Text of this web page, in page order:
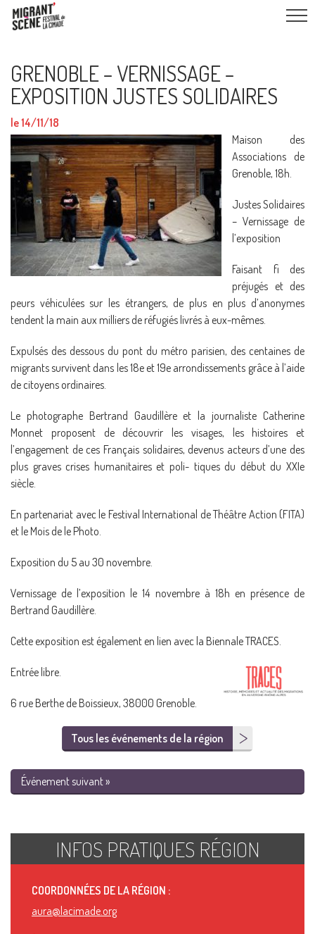
GRENOBLE – VERNISSAGE –
EXPOSITION JUSTES SOLIDAIRES
le 14/11/18
Maison des
Associations de
Grenoble, 18h.
Justes Solidaires
– Vernissage de
l’exposition
Faisant fi des
préjugés et des
peurs véhiculées sur les étrangers, de plus en plus d’anonymes
tendent la main aux milliers de réfugiés livrés à eux-mêmes.
Expulsés des dessous du pont du métro parisien, des centaines de
migrants survivent dans les 18e et 19e arrondissements grâce à l’aide
de citoyens ordinaires.
Le photographe Bertrand Gaudillère et la journaliste Catherine
Monnet proposent de découvrir les visages, les histoires et
l’engagement de ces Français solidaires, devenus acteurs d’une des
plus graves crises humanitaires et poli- tiques du début du XXIe
siècle.
En partenariat avec le Festival International de Théâtre Action (FITA)
et le Mois de le Photo.
Exposition du 5 au 30 novembre.
Vernissage de l’exposition le 14 novembre à 18h en présence de
Bertrand Gaudillère.
Cette exposition est également en lien avec la Biennale TRACES.
Entrée libre.
6 rue Berthe de Boissieux, 38000 Grenoble.
Tous les événements de la région
Événement suivant »
INFOS PRATIQUES RÉGION
COORDONNÉES DE LA RÉGION :
aura@lacimade.org